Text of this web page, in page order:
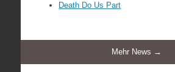
Death Do Us Part
Mehr News →